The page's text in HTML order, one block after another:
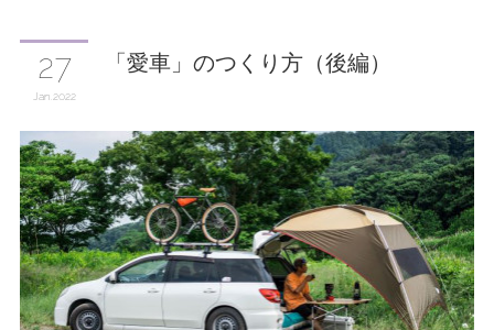
27
Jan 2022
「愛車」のつくり方（後編）